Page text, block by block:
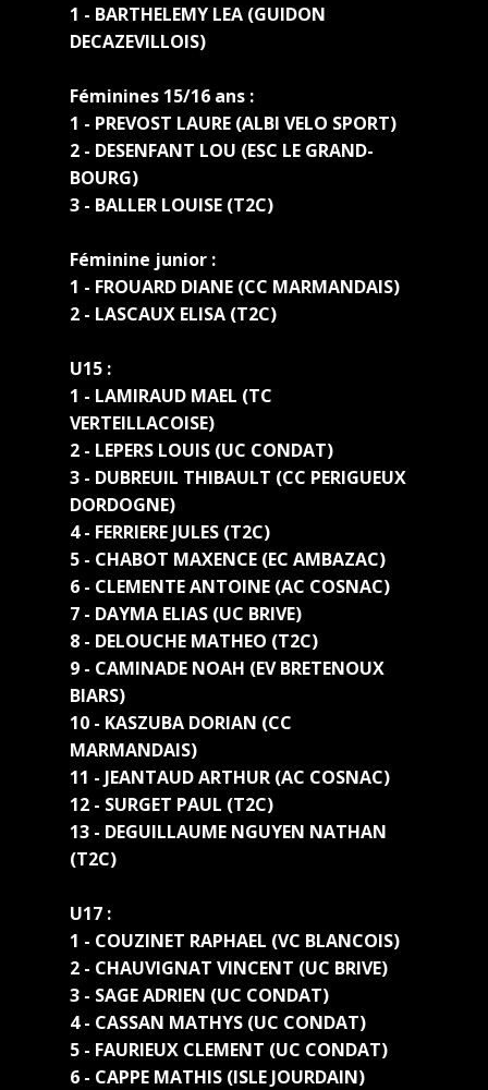
1 - BARTHELEMY LEA (GUIDON
DECAZEVILLOIS)
Féminines 15/16 ans :
1 - PREVOST LAURE (ALBI VELO SPORT)
2 - DESENFANT LOU (ESC LE GRAND-
BOURG)
3 - BALLER LOUISE (T2C)
Féminine junior :
1 - FROUARD DIANE (CC MARMANDAIS)
2 - LASCAUX ELISA (T2C)
U15 :
1 - LAMIRAUD MAEL (TC
VERTEILLACOISE)
2 - LEPERS LOUIS (UC CONDAT)
3 - DUBREUIL THIBAULT (CC PERIGUEUX
DORDOGNE)
4 - FERRIERE JULES (T2C)
5 - CHABOT MAXENCE (EC AMBAZAC)
6 - CLEMENTE ANTOINE (AC COSNAC)
7 - DAYMA ELIAS (UC BRIVE)
8 - DELOUCHE MATHEO (T2C)
9 - CAMINADE NOAH (EV BRETENOUX
BIARS)
10 - KASZUBA DORIAN (CC
MARMANDAIS)
11 - JEANTAUD ARTHUR (AC COSNAC)
12 - SURGET PAUL (T2C)
13 - DEGUILLAUME NGUYEN NATHAN
(T2C)
U17 :
1 - COUZINET RAPHAEL (VC BLANCOIS)
2 - CHAUVIGNAT VINCENT (UC BRIVE)
3 - SAGE ADRIEN (UC CONDAT)
4 - CASSAN MATHYS (UC CONDAT)
5 - FAURIEUX CLEMENT (UC CONDAT)
6 - CAPPE MATHIS (ISLE JOURDAIN)